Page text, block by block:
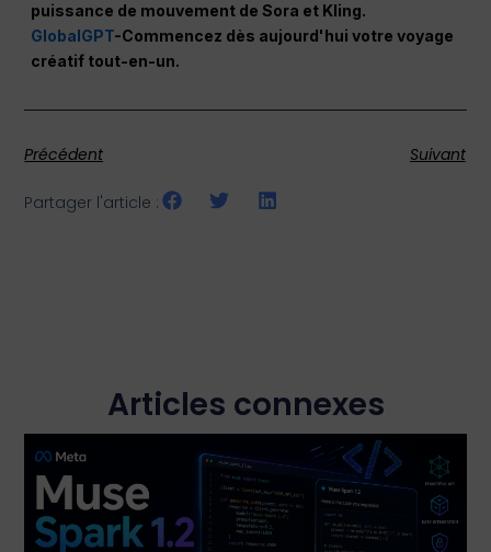
puissance de mouvement de Sora et Kling.
GlobalGPT-Commencez dès aujourd'hui votre voyage
créatif tout-en-un.
Précédent Suivant
Partager l'article :
Articles connexes